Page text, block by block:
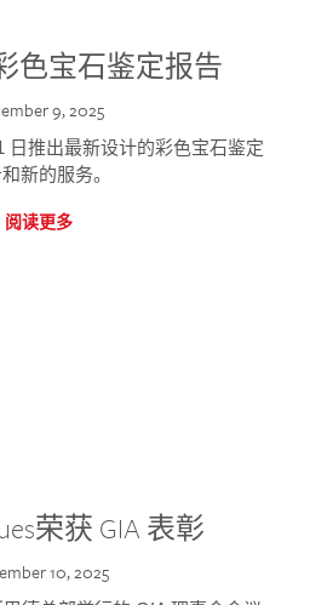
色宝石鉴定报告
9, 2025
日推出最新设计的彩色宝石鉴定
新的服务。
阅读更多
荣获 GIA 表彰
10, 2025